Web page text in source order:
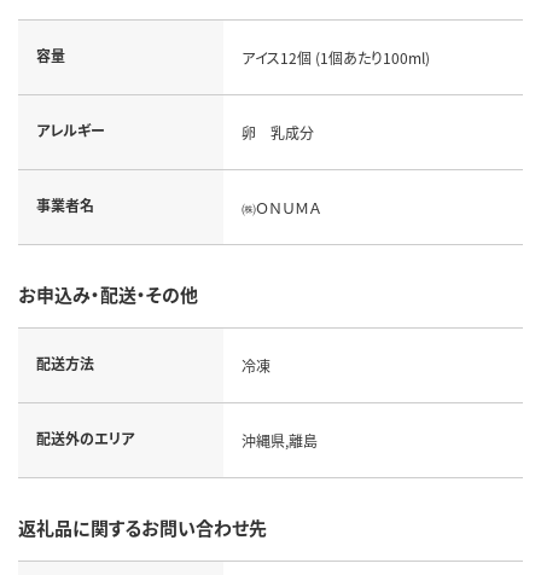
容量 アイス12個 (1個あたり100ml)
アレルギー 卵 乳成分
事業者名 ㈱ＯＮＵＭＡ
お申込み・配送・その他
配送方法 冷凍
配送外のエリア 沖縄県,離島
返礼品に関するお問い合わせ先